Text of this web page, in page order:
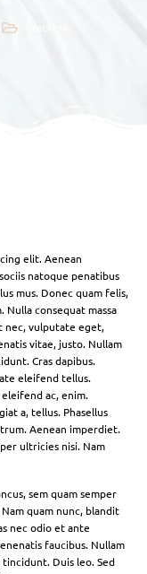
elit. Aenean
natoque penatibus
mus. Donec quam felis,
consequat massa
nec, vulputate eget,
vitae, justo. Nullam
Cras dapibus.
eleifend tellus.
ac, enim.
a, tellus. Phasellus
Aenean imperdiet.
ultricies nisi. Nam
sem quam semper
quam nunc, blandit
nec odio et ante
faucibus. Nullam
Duis leo. Sed